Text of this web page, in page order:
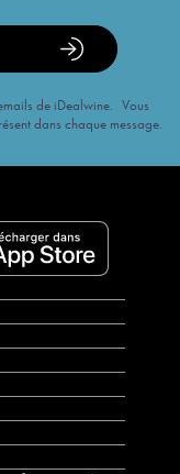
de iDealwine. Vous
dans chaque message.